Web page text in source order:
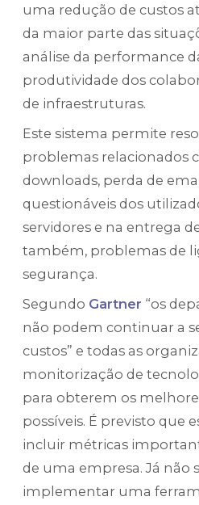
uma redução de custos
da maior parte das
análise da performance
produtividade dos
de infraestruturas.
Este sistema permite
problemas relacionados
downloads, perda de
questionáveis dos
servidores e na entrega
também, problemas de
segurança.
Segundo Gartner “os
não podem continuar a
custos” e todas as
monitorização de
para obterem os
possíveis. É previsto que
incluir métricas
de uma empresa. Já não
implementar uma